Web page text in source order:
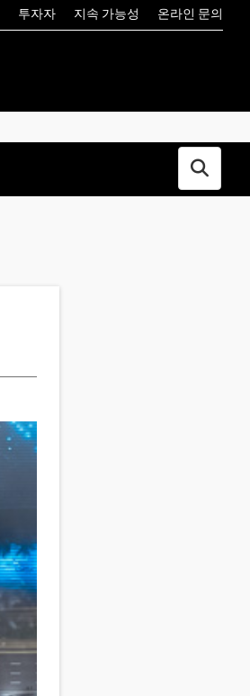
투자자 지속 가능성 온라인 문의
Open